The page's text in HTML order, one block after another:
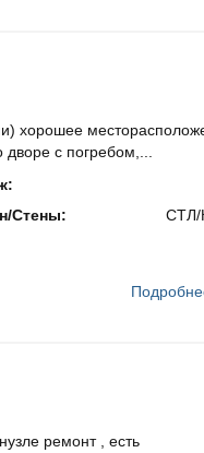
хорошее
с погребом,...
Стены:
СТЛ/
ремонт , есть